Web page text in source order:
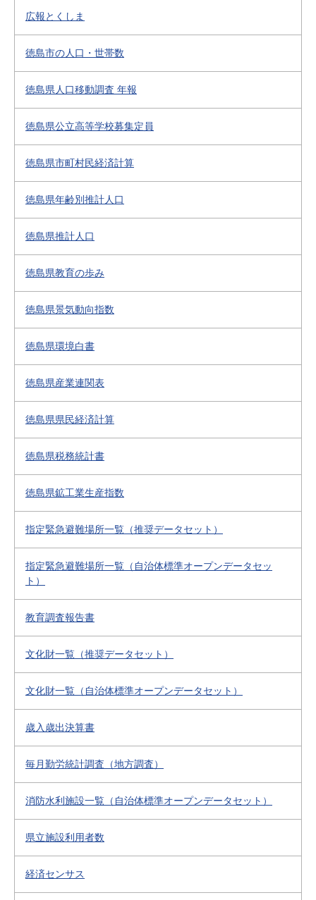
広報とくしま
徳島市の人口・世帯数
徳島県人口移動調査 年報
徳島県公立高等学校募集定員
徳島県市町村民経済計算
徳島県年齢別推計人口
徳島県推計人口
徳島県教育の歩み
徳島県景気動向指数
徳島県環境白書
徳島県産業連関表
徳島県県民経済計算
徳島県税務統計書
徳島県鉱工業生産指数
指定緊急避難場所一覧（推奨データセット）
指定緊急避難場所一覧（自治体標準オープンデータセッ
ト）
教育調査報告書
文化財一覧（推奨データセット）
文化財一覧（自治体標準オープンデータセット）
歳入歳出決算書
毎月勤労統計調査（地方調査）
消防水利施設一覧（自治体標準オープンデータセット）
県立施設利用者数
経済センサス